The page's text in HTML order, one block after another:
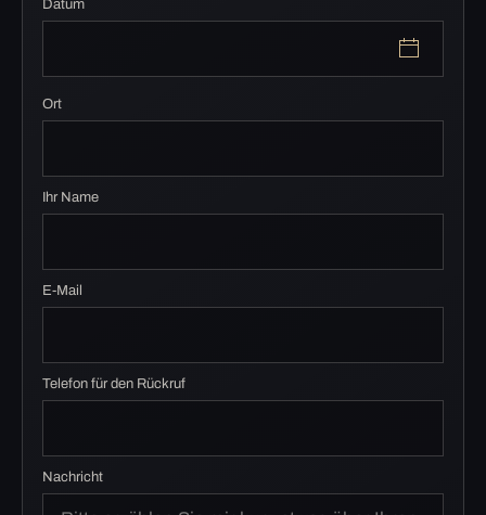
Datum
Ort
Ihr Name
E-Mail
Telefon für den Rückruf
Nachricht